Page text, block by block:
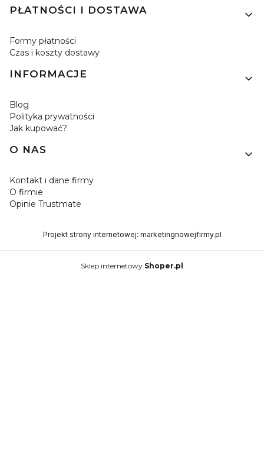
PŁATNOŚCI I DOSTAWA
Formy płatności
Czas i koszty dostawy
INFORMACJE
Blog
Polityka prywatności
Jak kupować?
O NAS
Kontakt i dane firmy
O firmie
Opinie Trustmate
Projekt strony internetowej: marketingnowejfirmy.pl
Sklep internetowy Shoper.pl